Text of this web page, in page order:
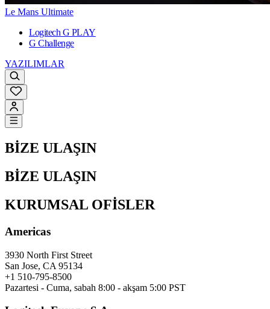
Le Mans Ultimate
Logitech G PLAY
G Challenge
YAZILIMLAR
BİZE ULAŞIN
BİZE ULAŞIN
KURUMSAL OFİSLER
Americas
3930 North First Street
San Jose, CA 95134
+1 510-795-8500
Pazartesi - Cuma, sabah 8:00 - akşam 5:00 PST